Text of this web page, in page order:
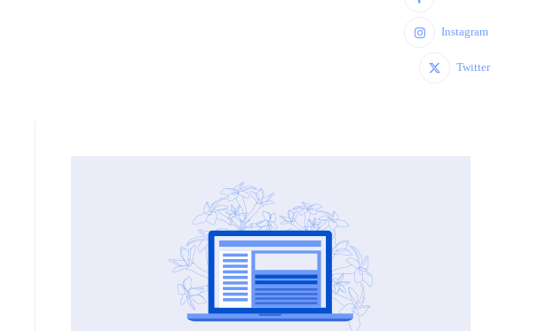
Instagram
Twitter